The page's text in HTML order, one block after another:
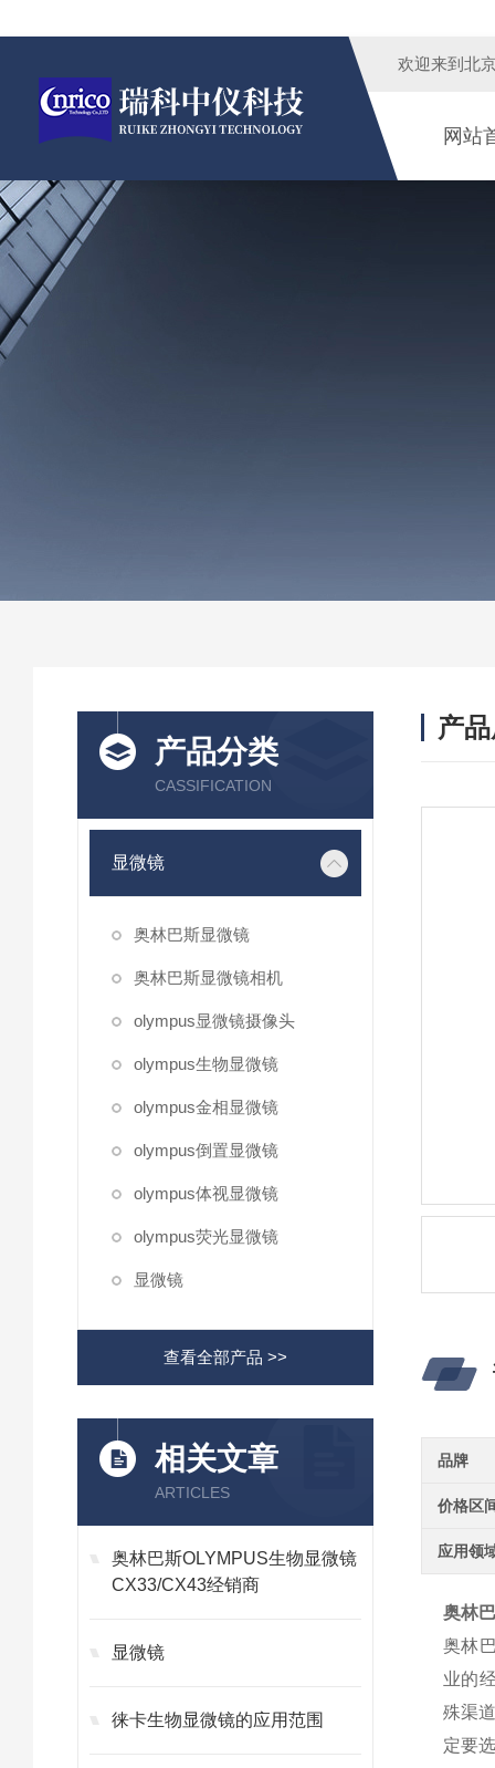
欢迎来到 北
网站
产品分类
CASSIFICATION
显微镜
奥林巴斯显微镜
奥林巴斯显微镜相机
olympus显微镜摄像头
olympus生物显微镜
olympus金相显微镜
olympus倒置显微镜
olympus体视显微镜
olympus荧光显微镜
显微镜
查看全部产品 >>
相关文章
ARTICLES
奥林巴斯OLYMPUS生物显微镜
CX33/CX43经销商
显微镜
徕卡生物显微镜的应用范围
产
品牌
价格区
应用领
奥林
奥林
业的
殊渠
定要